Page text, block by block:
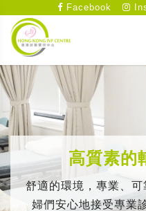
Facebook
高質素的
舒適的環境，專業、
婦們安心地接受專業